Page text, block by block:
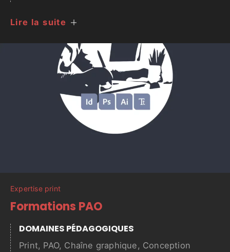
Lire la suite
Expertise print
Formations PAO
DOMAINES PÉDAGOGIQUES
Print, PAO, Chaîne graphique, Conception